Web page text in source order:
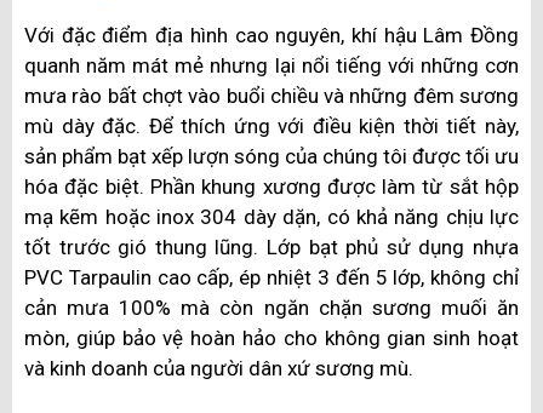
Với đặc điểm địa hình cao nguyên, khí hậu Lâm Đồng
quanh năm mát mẻ nhưng lại nổi tiếng với những cơn
mưa rào bất chợt vào buổi chiều và những đêm sương
mù dày đặc. Để thích ứng với điều kiện thời tiết này,
sản phẩm bạt xếp lượn sóng của chúng tôi được tối ưu
hóa đặc biệt. Phần khung xương được làm từ sắt hộp
mạ kẽm hoặc inox 304 dày dặn, có khả năng chịu lực
tốt trước gió thung lũng. Lớp bạt phủ sử dụng nhựa
PVC Tarpaulin cao cấp, ép nhiệt 3 đến 5 lớp, không chỉ
cản mưa 100% mà còn ngăn chặn sương muối ăn
mòn, giúp bảo vệ hoàn hảo cho không gian sinh hoạt
và kinh doanh của người dân xứ sương mù.